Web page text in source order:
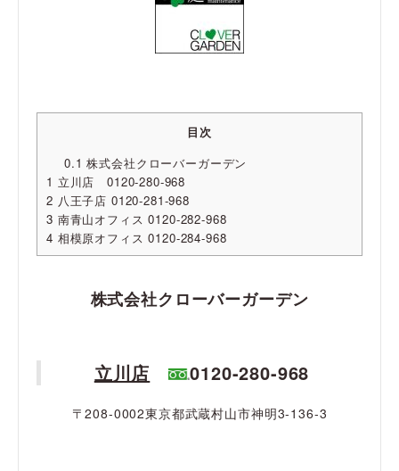
目次
0.1 株式会社クローバーガーデン
1 立川店 0120-280-968
2 八王子店 0120-281-968
3 南青山オフィス 0120-282-968
4 相模原オフィス 0120-284-968
株式会社クローバーガーデン
立川店 0120-280-968
〒208-0002東京都武蔵村山市神明3-136-3